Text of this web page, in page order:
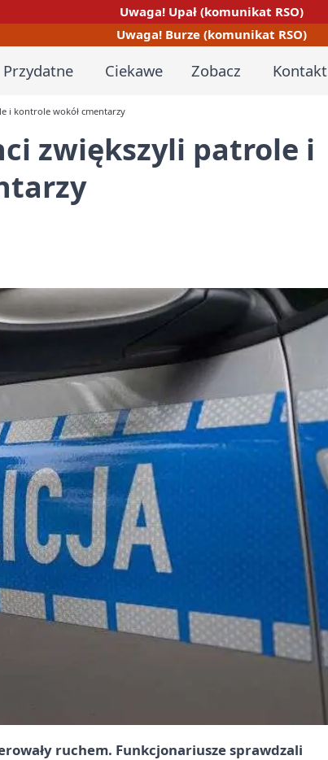
Uwaga! Upał (komunikat RSO)
Uwaga! Burze (komunikat RSO)
Przydatne Ciekawe Zobacz Kontakt
i kontrole wokół cmentarzy
zwiększyli patrole i
ruchem. Funkcjonariusze sprawdzali